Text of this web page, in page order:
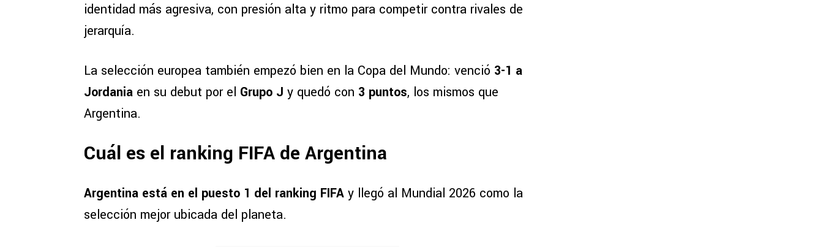
identidad más agresiva, con presión alta y ritmo para competir contra rivales de
jerarquía.
La selección europea también empezó bien en la Copa del Mundo: venció 3-1 a
Jordania en su debut por el Grupo J y quedó con 3 puntos, los mismos que
Argentina.
Cuál es el ranking FIFA de Argentina
Argentina está en el puesto 1 del ranking FIFA y llegó al Mundial 2026 como la
selección mejor ubicada del planeta.